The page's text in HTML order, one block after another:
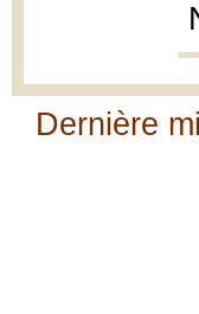
Dernière